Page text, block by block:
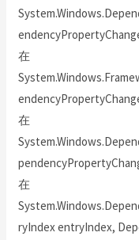
在
在
在
ryIndex entryIndex,